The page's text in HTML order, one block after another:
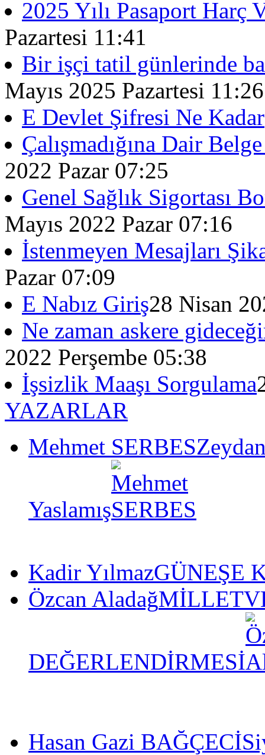
2025 Yılı Pasaport Harç
Pazartesi 11:41
Bir işçi tatil günlerinde
Mayıs 2025 Pazartesi 11:26
E Devlet Şifresi Ne Kadar
Çalışmadığına Dair
2022 Pazar 07:25
Genel Sağlık Sigortası
Mayıs 2022 Pazar 07:16
İstenmeyen Mesajları
Pazar 07:09
E Nabız Giriş28 Nisan
Ne zaman askere
2022 Perşembe 05:38
İşsizlik Maaşı Sorgulama
YAZARLAR
Mehmet SERBES
Yaslamış
Kadir YılmazGÜNEŞE
Özcan Aladağ
DEĞERLENDİRMESİ
Hasan Gazi BAĞÇECİ